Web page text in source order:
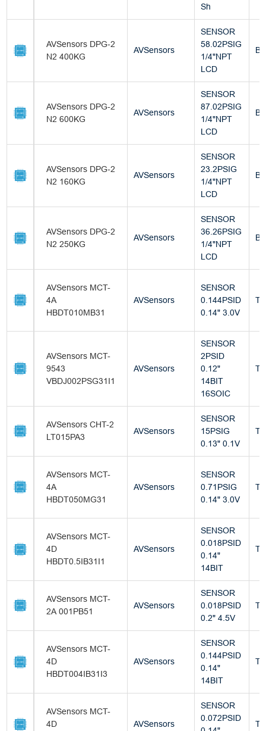
Sh
AVSensors DPG-2
N2 400KG
AVSensors
SENSOR
58.02PSIG
1/4"NPT
LCD
AVSensors DPG-2
N2 600KG
AVSensors
SENSOR
87.02PSIG
1/4"NPT
LCD
AVSensors DPG-2
N2 160KG
AVSensors
SENSOR
23.2PSIG
1/4"NPT
LCD
AVSensors DPG-2
N2 250KG
AVSensors
SENSOR
36.26PSIG
1/4"NPT
LCD
AVSensors MCT-
4A
HBDT010MB31
AVSensors
SENSOR
0.144PSID
0.14" 3.0V
AVSensors MCT-
9543
VBDJ002PSG31I1
AVSensors
SENSOR
2PSID
0.12"
14BIT
16SOIC
AVSensors CHT-2
LT015PA3
AVSensors
SENSOR
15PSIG
0.13" 0.1V
AVSensors MCT-
4A
HBDT050MG31
AVSensors
SENSOR
0.71PSIG
0.14" 3.0V
AVSensors MCT-
4D
HBDT0.5IB31I1
AVSensors
SENSOR
0.018PSID
0.14"
14BIT
AVSensors MCT-
2A 001PB51
AVSensors
SENSOR
0.018PSID
0.2" 4.5V
AVSensors MCT-
4D
HBDT004IB31I3
AVSensors
SENSOR
0.144PSID
0.14"
14BIT
AVSensors MCT-
4D
AVSensors
SENSOR
0.072PSID